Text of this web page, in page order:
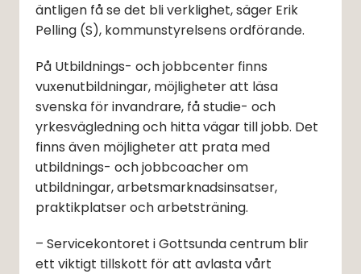
äntligen få se det bli verklighet, säger Erik
Pelling (S), kommunstyrelsens ordförande.
På Utbildnings- och jobbcenter finns
vuxenutbildningar, möjligheter att läsa
svenska för invandrare, få studie- och
yrkesvägledning och hitta vägar till jobb. Det
finns även möjligheter att prata med
utbildnings- och jobbcoacher om
utbildningar, arbetsmarknadsinsatser,
praktikplatser och arbetsträning.
– Servicekontoret i Gottsunda centrum blir
ett viktigt tillskott för att avlasta vårt